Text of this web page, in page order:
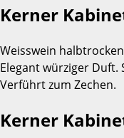
Kerner
Weisswein
Elegant würziger Duft.
Verführt zum Zechen.
Kerner